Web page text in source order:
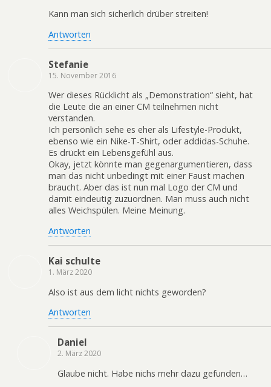
Kann man sich sicherlich drüber streiten!
Antworten
Stefanie
15. November 2016
Wer dieses Rücklicht als „Demonstration“ sieht, hat
die Leute die an einer CM teilnehmen nicht
verstanden.
Ich persönlich sehe es eher als Lifestyle-Produkt,
ebenso wie ein Nike-T-Shirt, oder addidas-Schuhe.
Es drückt ein Lebensgefühl aus.
Okay, jetzt könnte man gegenargumentieren, dass
man das nicht unbedingt mit einer Faust machen
braucht. Aber das ist nun mal Logo der CM und
damit eindeutig zuzuordnen. Man muss auch nicht
alles Weichspülen. Meine Meinung.
Antworten
Kai schulte
1. März 2020
Also ist aus dem licht nichts geworden?
Antworten
Daniel
2. März 2020
Glaube nicht. Habe nichs mehr dazu gefunden…